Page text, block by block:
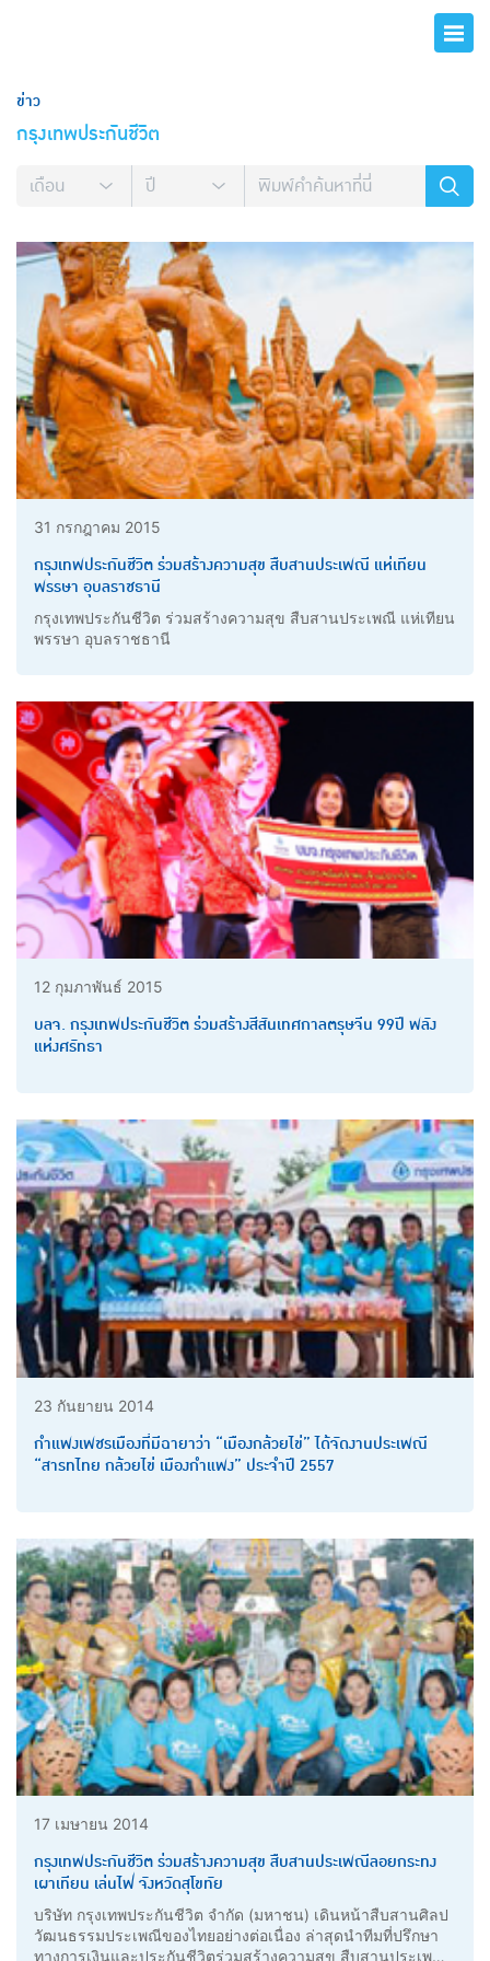
ข่าว
กรุงเทพประกันชีวิต
31 กรกฎาคม 2015
กรุงเทพประกันชีวิต ร่วมสร้างความสุข สืบสานประเพณี แห่เทียน
พรรษา อุบลราชธานี
กรุงเทพประกันชีวิต ร่วมสร้างความสุข สืบสานประเพณี แห่เทียน
พรรษา อุบลราชธานี
12 กุมภาพันธ์ 2015
บลจ. กรุงเทพประกันชีวิต ร่วมสร้างสีสันเทศกาลตรุษจีน 99ปี พลัง
แห่งศรัทธา
23 กันยายน 2014
กำแพงเพชรเมืองที่มีฉายาว่า “เมืองกล้วยไข่” ได้จัดงานประเพณี
“สารทไทย กล้วยไข่ เมืองกำแพง” ประจำปี 2557
17 เมษายน 2014
กรุงเทพประกันชีวิต ร่วมสร้างความสุข สืบสานประเพณีลอยกระทง
เผาเทียน เล่นไฟ จังหวัดสุโขทัย
บริษัท กรุงเทพประกันชีวิต จำกัด (มหาชน) เดินหน้าสืบสานศิลป
วัฒนธรรมประเพณีของไทยอย่างต่อเนื่อง ล่าสุดนำทีมที่ปรึกษา
ทางการเงินและประกันชีวิตร่วมสร้างความสุข สืบสานประเพณี